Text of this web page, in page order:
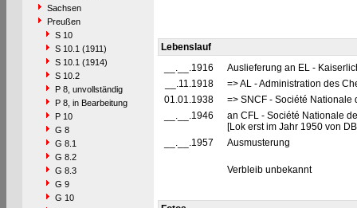
Sachsen
Preußen
S 10
S 10.1 (1911)
S 10.1 (1914)
S 10.2
P 8, unvollständig
P 8, in Bearbeitung
P 10
G 8
G 8.1
G 8.2
G 8.3
G 9
G 10
Lebenslauf
__.__.1916
Auslieferung an EL -
__.11.1918
=> AL - Administration des
01.01.1938
=> SNCF - Société
__.__.1946
an CFL - Société Nationale
[Lok erst im Jahr 1950 von
__.__.1957
Ausmusterung
Verbleib unbekannt